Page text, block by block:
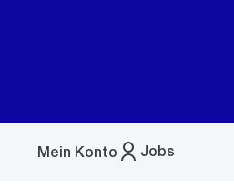
Jobs
Mein Konto
Menü